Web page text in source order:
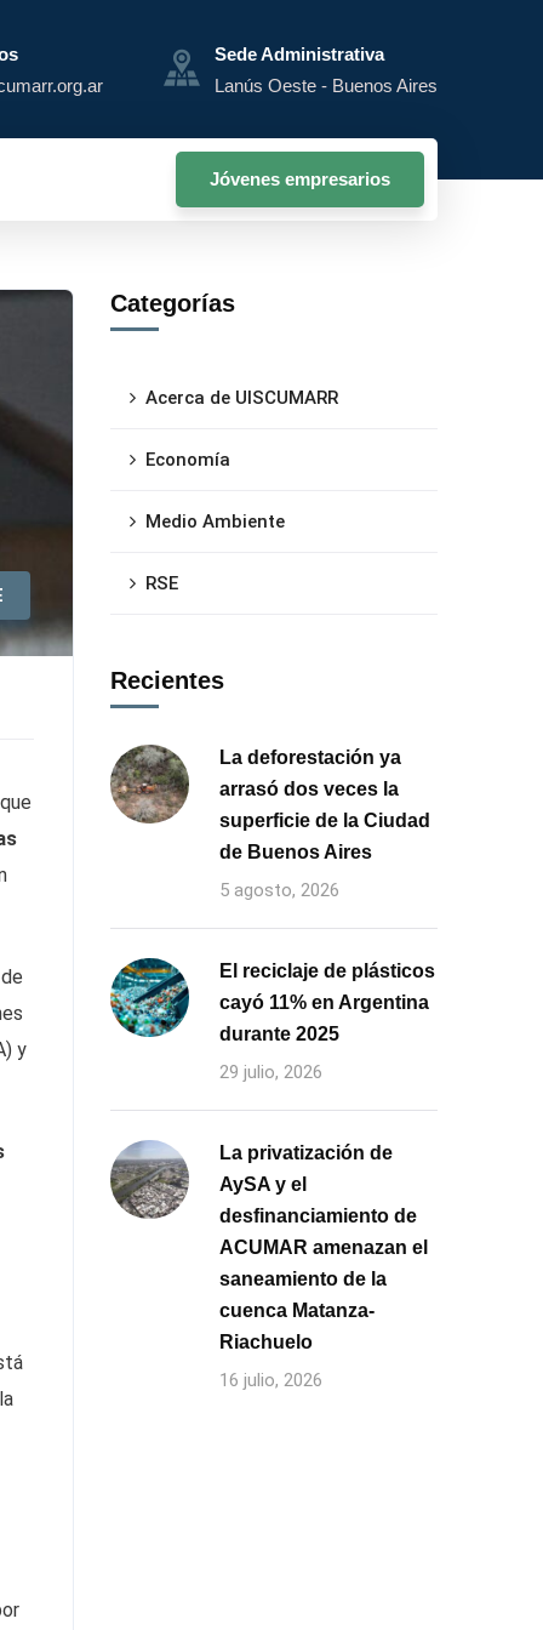
Sede Administrativa
Lanús Oeste - Buenos Aires
Jóvenes empresarios
y
Categorías
Acerca de UISCUMARR
Economía
Medio Ambiente
RSE
Recientes
La deforestación ya
arrasó dos veces la
superficie de la Ciudad
de Buenos Aires
5 agosto, 2026
El reciclaje de plásticos
cayó 11% en Argentina
durante 2025
29 julio, 2026
La privatización de
AySA y el
desfinanciamiento de
ACUMAR amenazan el
saneamiento de la
cuenca Matanza-
Riachuelo
16 julio, 2026